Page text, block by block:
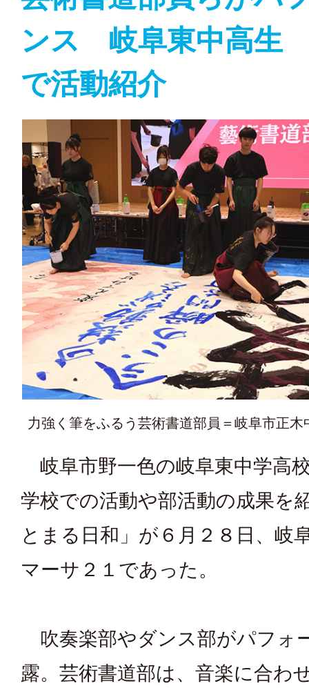
ンス 岐阜東中高生
で活動紹介
力強く筆をふるう芸術書道部員＝岐阜市正木
岐阜市野一色の岐阜東中学高
学校での活動や部活動の成果を
とまる日和」が６月２８日、岐
マーサ２１であった。
吹奏楽部やダンス部がパフォ
露。芸術書道部は、音楽に合わ